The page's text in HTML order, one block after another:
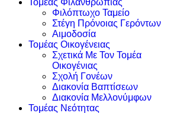
Τομέας Φιλανθρωπίας
Φιλόπτωχο Ταμείο
Στέγη Πρόνοιας Γερόντων
Αιμοδοσία
Τομέας Οικογένειας
Σχετικά Με Τον Τομέα
Οικογένιας
Σχολή Γονέων
Διακονία Βαπτίσεων
Διακονία Μελλονύμφων
Τομέας Νεότητας